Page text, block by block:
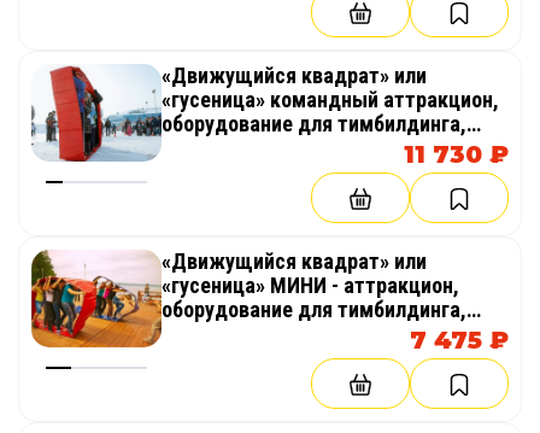
«Движущийся квадрат» или
«гусеница» командный аттракцион,
оборудование для тимбилдинга,
соревнований, веселых стартов,
эстафет, полосы препятствий
11 730 ₽
«Движущийся квадрат» или
«гусеница» МИНИ - аттракцион,
оборудование для тимбилдинга,
соревнований, веселых стартов,
7 475 ₽